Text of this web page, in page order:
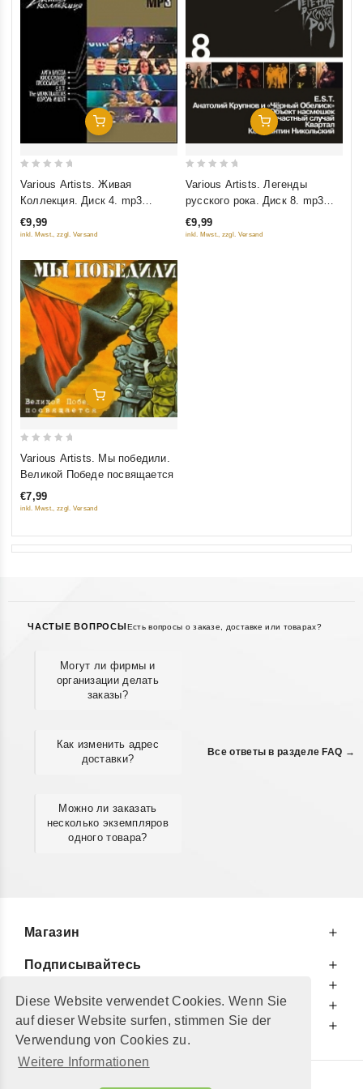
Diese Website verwendet Cookies. Wenn Sie
auf dieser Website surfen, stimmen Sie der
Verwendung von Cookies zu.
Weitere Informationen
Добавить В Корзину
5
Various Artists. Живая
Коллекция. Диск 4. mp3
Коллекция
€9,99
inkl. Mwst., zzgl. Versand
Добавить В Корзину
5
Various Artists. Легенды
русского рока. Диск 8. mp3
Коллекция
€9,99
inkl. Mwst., zzgl. Versand
Добавить В Корзину
5
Various Artists. Мы победили.
Великой Победе посвящается
€7,99
inkl. Mwst., zzgl. Versand
ЧАСТЫЕ ВОПРОСЫ Есть вопросы о заказе, доставке или товарах?
Могут ли фирмы и
организации делать
заказы?
Как изменить адрес
доставки?
Можно ли заказать
несколько экземпляров
одного товара?
Все ответы в разделе FAQ →
Магазин
Подписывайтесь
Информируем Вас
Дополнительно